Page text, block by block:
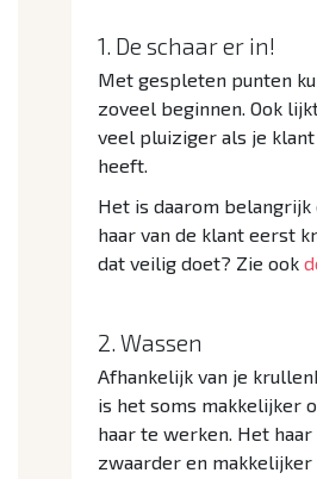
1. De schaar er in!
Met gespleten punten
zoveel beginnen. Ook
veel pluiziger als je
heeft.
Het is daarom belangrijk
haar van de klant eerst
dat veilig doet? Zie ook
2. Wassen
Afhankelijk van je
is het soms makkelijker
haar te werken. Het haar
zwaarder en